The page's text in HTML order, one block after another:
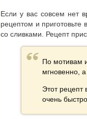
Если у вас совсем нет
рецептом и приготовьте
со сливками. Рецепт
По мотивам
мгновенно, а
Этот рецепт
очень быстро.